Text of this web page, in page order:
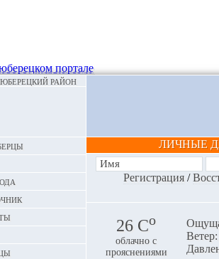
РАЙОН
ЛИЧНЫЕ
Регистрация/
26 Сo
облачно с
прояснениями